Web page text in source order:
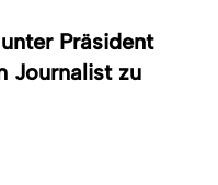
Präsident
Journalist zu